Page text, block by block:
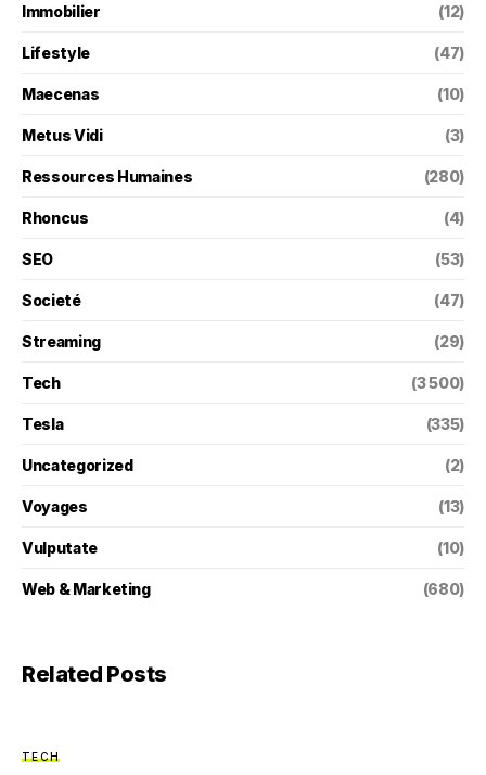
Immobilier (12)
Lifestyle (47)
Maecenas (10)
Metus Vidi (3)
Ressources Humaines (280)
Rhoncus (4)
SEO (53)
Societé (47)
Streaming (29)
Tech (3 500)
Tesla (335)
Uncategorized (2)
Voyages (13)
Vulputate (10)
Web & Marketing (680)
Related Posts
TECH